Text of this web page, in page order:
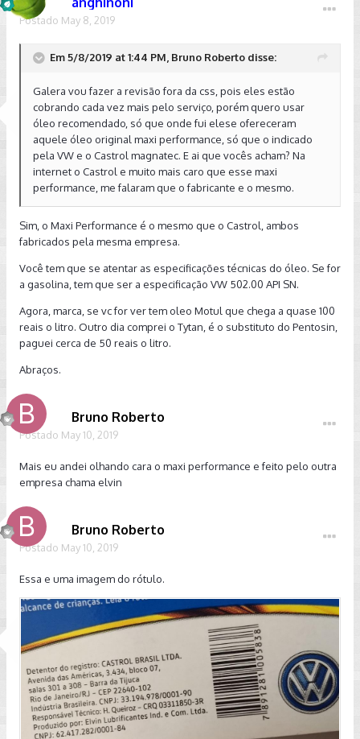
Postado May 8, 2019
Em 5/8/2019 at 1:44 PM, Bruno Roberto disse:
Galera vou fazer a revisão fora da css, pois eles estão
cobrando cada vez mais pelo serviço, porém quero usar
óleo recomendado, só que onde fui elese ofereceram
aquele óleo original maxi performance, só que o indicado
pela VW e o Castrol magnatec. E ai que vocês acham? Na
internet o Castrol e muito mais caro que esse maxi
performance, me falaram que o fabricante e o mesmo.
Sim, o Maxi Performance é o mesmo que o Castrol, ambos
fabricados pela mesma empresa.
Você tem que se atentar as especificações técnicas do óleo. Se for
a gasolina, tem que ser a especificação VW 502.00 API SN.
Agora, marca, se vc for ver tem oleo Motul que chega a quase 100
reais o litro. Outro dia comprei o Tytan, é o substituto do Pentosin,
paguei cerca de 50 reais o litro.
Abraços.
Bruno Roberto
Postado May 10, 2019
Mais eu andei olhando cara o maxi performance e feito pelo outra
empresa chama elvin
Bruno Roberto
Postado May 10, 2019
Essa e uma imagem do rótulo.